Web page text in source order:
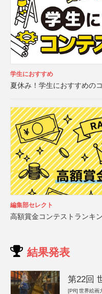
学生におすすめ
夏休み！学生におすすめの
編集部セレクト
高額賞金コンテストランキ
結果発表
第22回
[PR] 世界絵画